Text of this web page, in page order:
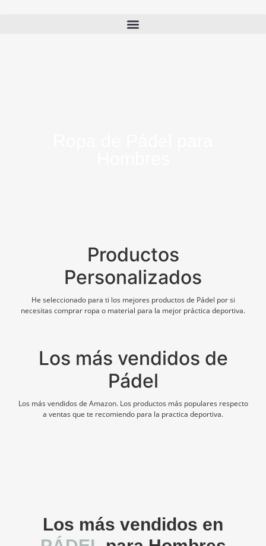
Productos
Personalizados
He seleccionado para ti los mejores productos de Pádel por si
necesitas comprar ropa o material para la mejor práctica deportiva.
Los más vendidos de
Pádel
Los más vendidos de Amazon. Los productos más populares respecto
a ventas que te recomiendo para la practica deportiva.
Los más vendidos en